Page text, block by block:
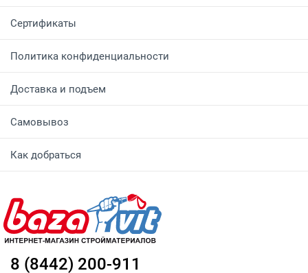
Сертификаты
Политика конфиденциальности
Доставка и подъем
Самовывоз
Как добраться
8 (8442) 200-911